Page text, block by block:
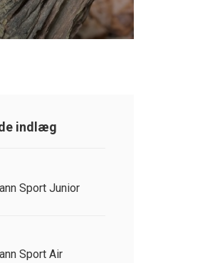
indlæg
Sport Junior
Sport Air